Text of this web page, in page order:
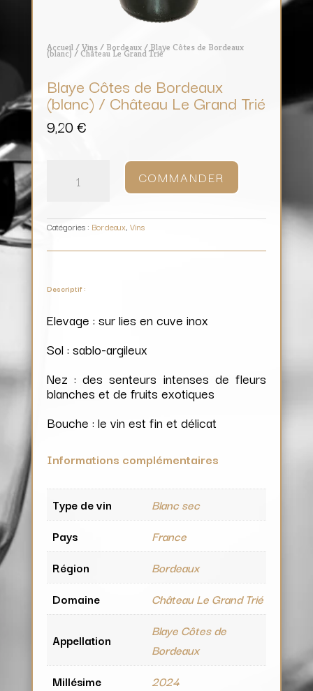
Accueil/Vins/ Bordeaux/ Blaye Côtes de Bordeaux
(blanc) / Château Le Grand Trié
Blaye Côtes de Bordeaux
(blanc) / Château Le Grand Trié
9,20€
Le
Grand
Trié
COMMANDER
Catégories : Bordeaux, Vins
Descriptif :
Elevage : sur lies en cuve inox
Sol : sablo-argileux
Nez : des senteurs intenses de fleurs
blanches et de fruits exotiques
Bouche : le vin est fin et délicat
Informations complémentaires
Type de vin
Blanc sec
Pays
France
Région
Bordeaux
Domaine
Château Le Grand Trié
Appellation
Blaye Côtes de
Bordeaux
Millésime
2024